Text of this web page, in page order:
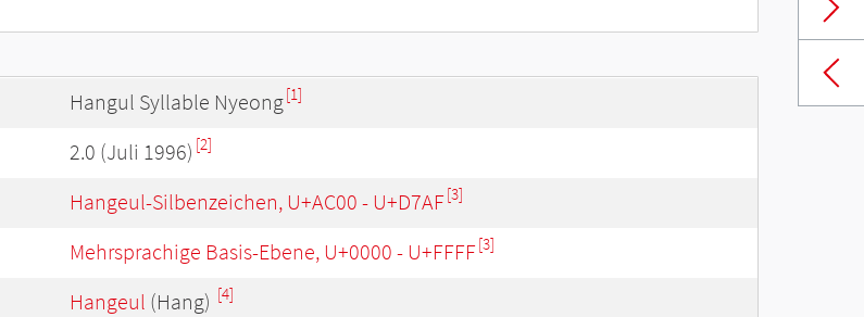
Hangul Syllable Nyeong[1]
2.0 (Juli 1996) [2]
Hangeul-Silbenzeichen, U+AC00 - U+D7AF[3]
Mehrsprachige Basis-Ebene, U+0000 - U+FFFF[3]
Hangeul (Hang) [4]